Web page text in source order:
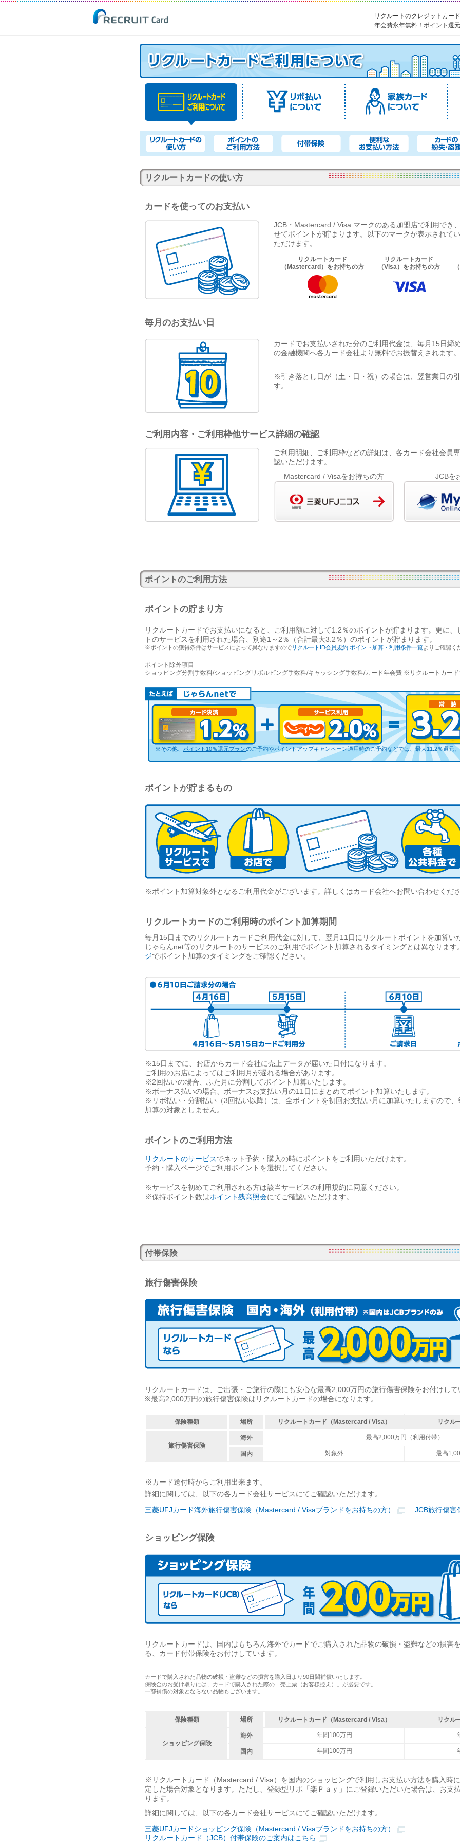
リクルートのクレジットカー
年会費永年無料！ポイント還
リクルートカードの使い方
カードを使ってのお支払い
JCB・Mastercard / Visa マークのある加盟店で利用でき
せてポイントが貯まります。以下のマークが表示されて
ただけます。
リクルートカード
（Mastercard）をお持ちの方
リクルートカード
（Visa）をお持ちの方
毎月のお支払い日
カードでお支払いされた分のご利用代金は、毎月15日締
の金融機関へ各カード会社より無料でお振替えされます。
※引き落とし日が（土・日・祝）の場合は、翌営業日の
す。
ご利用内容・ご利用枠他サービス詳細の確認
ご利用明細、ご利用枠などの詳細は、各カード会社会員
認いただけます。
Mastercard / Visaをお持ちの方
JCBを
ポイントのご利用方法
ポイントの貯まり方
リクルートカードでお支払いになると、ご利用額に対して1.2％のポイントが貯まります。更に
トのサービスを利用された場合、別途1～2％（合計最大3.2％）のポイントが貯まります。
※ポイントの獲得条件はサービスによって異なりますのでリクルートID会員規約 ポイント加算・利用条件一覧よりご確認く
ポイント除外項目
ショッピング分割手数料/ショッピングリボルビング手数料/キャッシング手数料/カード年会費 ※リクルートカー
※その他、 ポイント10％還元プランのご予約やポイントアップキャンペーン適用時のご予約などでは、最大11.2％還元。
ポイントが貯まるもの
※ポイント加算対象外となるご利用代金がございます。詳しくはカード会社へお問い合わせくだ
リクルートカードのご利用時のポイント加算期間
毎月15日までのリクルートカードご利用代金に対して、翌月11日にリクルートポイントを加算い
じゃらんnet等のリクルートのサービスのご利用でポイント加算されるタイミングとは異なります
ジでポイント加算のタイミングをご確認ください。
※15日までに、お店からカード会社に売上データが届いた日付になります。
ご利用のお店によってはご利用月が遅れる場合があります。
※2回払いの場合、ふた月に分割してポイント加算いたします。
※ボーナス払いの場合、ボーナスお支払い月の11日にまとめてポイント加算いたします。
※リボ払い・分割払い（3回払い以降）は、全ポイントを初回お支払い月に加算いたしますので
加算の対象としません。
ポイントのご利用方法
リクルートのサービスでネット予約・購入の時にポイントをご利用いただけます。
予約・購入ページでご利用ポイントを選択してください。
※サービスを初めてご利用される方は該当サービスの利用規約に同意ください。
※保持ポイント数はポイント残高照会にてご確認いただけます。
付帯保険
旅行傷害保険
リクルートカードは、ご出張・ご旅行の際にも安心な最高2,000万円の旅行傷害保険をお付けして
※最高2,000万円の旅行傷害保険はリクルートカードの場合になります。
保険種類 場所 リクルートカード（Mastercard / Visa） リクル
旅行傷害保険
海外 最高2,000万円（利用付帯）
国内 対象外 最高
※カード送付時からご利用出来ます。
詳細に関しては、以下の各カード会社サービスにてご確認いただけます。
三菱UFJカード海外旅行傷害保険（Mastercard / Visaブランドをお持ちの方）
JCB旅行傷害
ショッピング保険
リクルートカードは、国内はもちろん海外でカードでご購入された品物の破損・盗難などの損害
る、カード付帯保険をお付けしています。
カードで購入された品物の破損・盗難などの損害を購入日より90日間補償いたします。
保険金のお受け取りには、カードで購入された際の「売上票（お客様控え）」が必要です。
一部補償の対象とならない品物もございます。
保険種類 場所 リクルートカード（Mastercard / Visa） リクル
ショッピング保険
海外 年間100万円
国内 年間100万円
※リクルートカード（Mastercard / Visa）を国内のショッピングで利用しお支払い方法を購入時
定した場合対象となります。ただし、登録型リボ「楽Ｐａｙ」にご登録いただいた場合は、お支
ります。
詳細に関しては、以下の各カード会社サービスにてご確認いただけます。
三菱UFJカードショッピング保険（Mastercard / Visaブランドをお持ちの方）
リクルートカード（JCB）付帯保険のご案内はこちら